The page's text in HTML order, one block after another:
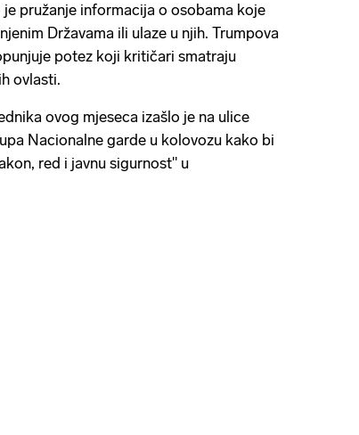
pružanje informacija o osobama koje
Državama ili ulaze u njih. Trumpova
potez koji kritičari smatraju
ovlasti.
ovog mjeseca izašlo je na ulice
Nacionalne garde u kolovozu kako bi
red i javnu sigurnost" u